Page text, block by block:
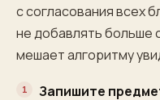
с согласования всех
не добавлять больше
мешает алгоритму
Запишите